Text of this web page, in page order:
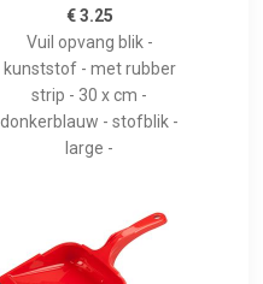
€ 3.25
Vuil opvang blik -
kunststof - met rubber
strip - 30 x cm -
donkerblauw - stofblik -
large -